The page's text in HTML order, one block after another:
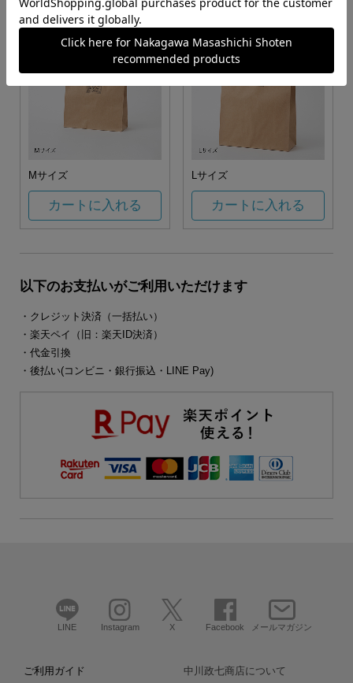
Mサイズ
カートに入れる
Lサイズ
カートに入れる
以下のお支払いがご利用いただけます
・クレジット決済（一括払い）
・楽天ペイ（旧：楽天ID決済）
・代金引換
・後払い(コンビニ・銀行振込・LINE Pay)
LINE Instagram X Facebook メールマガジン
ご利用ガイド 中川政七商店について